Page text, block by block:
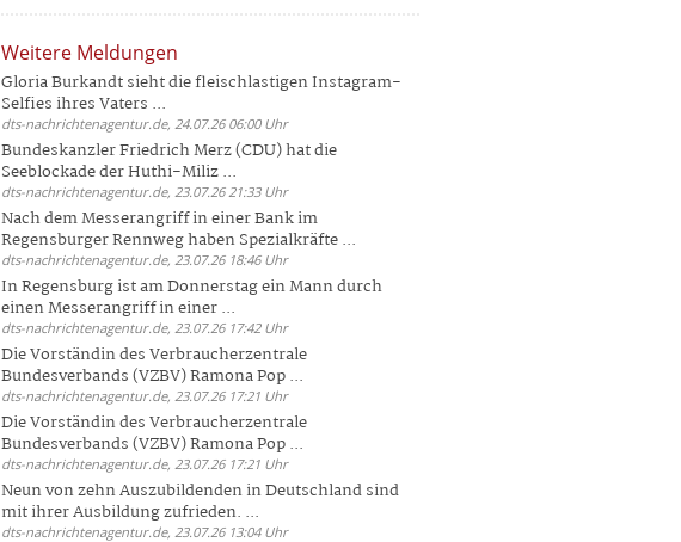
Weitere Meldungen
Gloria Burkandt sieht die fleischlastigen Instagram-
Selfies ihres Vaters ...
dts-nachrichtenagentur.de, 24.07.26 06:00 Uhr
Bundeskanzler Friedrich Merz (CDU) hat die
Seeblockade der Huthi-Miliz ...
dts-nachrichtenagentur.de, 23.07.26 21:33 Uhr
Nach dem Messerangriff in einer Bank im
Regensburger Rennweg haben Spezialkräfte ...
dts-nachrichtenagentur.de, 23.07.26 18:46 Uhr
In Regensburg ist am Donnerstag ein Mann durch
einen Messerangriff in einer ...
dts-nachrichtenagentur.de, 23.07.26 17:42 Uhr
Die Vorständin des Verbraucherzentrale
Bundesverbands (VZBV) Ramona Pop ...
dts-nachrichtenagentur.de, 23.07.26 17:21 Uhr
Die Vorständin des Verbraucherzentrale
Bundesverbands (VZBV) Ramona Pop ...
dts-nachrichtenagentur.de, 23.07.26 17:21 Uhr
Neun von zehn Auszubildenden in Deutschland sind
mit ihrer Ausbildung zufrieden. ...
dts-nachrichtenagentur.de, 23.07.26 13:04 Uhr